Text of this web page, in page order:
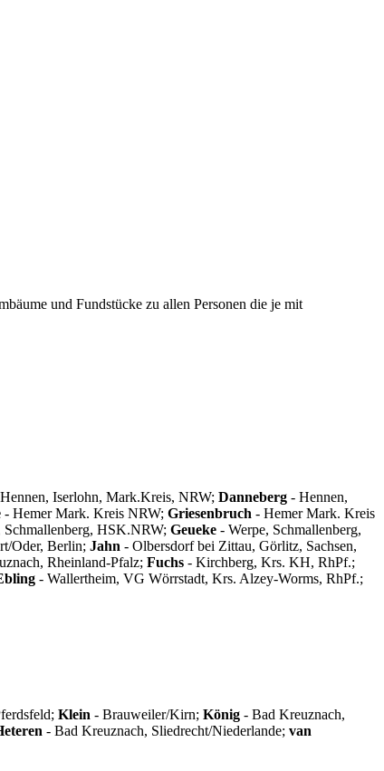
und Fundstücke zu allen Personen die je mit
Iserlohn, Mark.Kreis, NRW; Danneberg - Hennen,
- Hemer Mark. Kreis NRW; Griesenbruch - Hemer Mark. Kreis
Schmallenberg, HSK.NRW; Geueke - Werpe, Schmallenberg,
Oder, Berlin; Jahn - Olbersdorf bei Zittau, Görlitz, Sachsen,
Rheinland-Pfalz; Fuchs - Kirchberg, Krs. KH, RhPf.;
- Wallertheim, VG Wörrstadt, Krs. Alzey-Worms, RhPf.;
Klein - Brauweiler/Kirn; König - Bad Kreuznach,
- Bad Kreuznach, Sliedrecht/Niederlande; van